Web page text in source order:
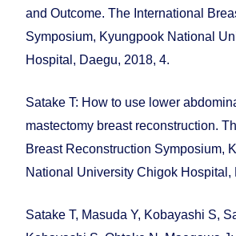
and Outcome. The International
Symposium, Kyungpook National
Hospital, Daegu, 2018, 4.
Satake T: How to use lower
mastectomy breast reconstruction.
Breast Reconstruction Symposium,
National University Chigok Hospital,
Satake T, Masuda Y, Kobayashi S,